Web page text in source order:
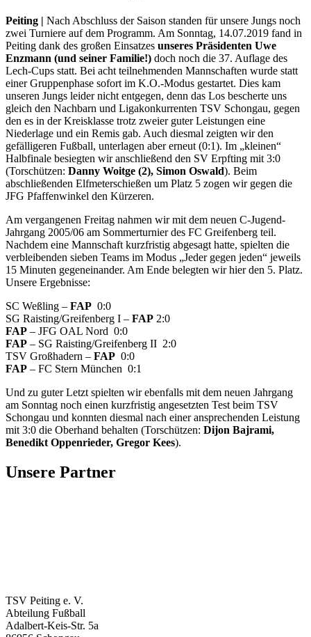
Peiting | Nach Abschluss der Saison standen für unsere Jungs noch
zwei Turniere auf dem Programm. Am Sonntag, 14.07.2019 fand in
Peiting dank des großen Einsatzes unseres Präsidenten Uwe
Enzmann (und seiner Familie!) doch noch die 37. Auflage des
Lech-Cups statt. Bei acht teilnehmenden Mannschaften wurde statt
einer Gruppenphase sofort im K.O.-Modus gestartet. Dies kam
unseren Jungs leider nicht entgegen, denn das Los bescherte uns
gleich den Nachbarn und Ligakonkurrenten TSV Schongau, gegen
den es in der Kreisklasse trotz zweier guter Leistungen eine
Niederlage und ein Remis gab. Auch diesmal zeigten wir den
gefälligeren Fußball, unterlagen aber erneut (0:1). Im „kleinen“
Halbfinale besiegten wir anschließend den SV Erpfting mit 3:0
(Torschützen: Danny Woitge (2), Simon Oswald). Beim
abschließenden Elfmeterschießen um Platz 5 zogen wir gegen die
JFG Pfaffenwinkel den Kürzeren.
Am vergangenen Freitag nahmen wir mit dem neuen C-Jugend-
Jahrgang 2005/06 am Sommerturnier des FC Greifenberg teil.
Nachdem eine Mannschaft kurzfristig abgesagt hatte, spielten die
verbleibenden sieben Teams im Modus „Jeder gegen jeden“ jeweils
15 Minuten gegeneinander. Am Ende belegten wir hier den 5. Platz.
Unsere Ergebnisse:
SC Weßling – FAP 0:0
SG Raisting/Greifenberg I – FAP 2:0
FAP – JFG OAL Nord 0:0
FAP – SG Raisting/Greifenberg II 2:0
TSV Großhadern – FAP 0:0
FAP – FC Stern München 0:1
Und zu guter Letzt spielten wir ebenfalls mit dem neuen Jahrgang
am Sonntag noch einen kurzfristig angesetzten Test beim TSV
Schongau und konnten diesmal nach einer ansprechenden Leistung
mit 3:0 die Oberhand behalten (Torschützen: Dijon Bajrami,
Benedikt Oppenrieder, Gregor Kees).
Unsere Partner
TSV Peiting e. V.
Abteilung Fußball
Adalbert-Keis-Str. 5a